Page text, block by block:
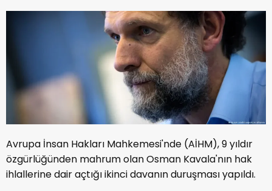
Avrupa İnsan Hakları Mahkemesi'nde (AİHM), 9 yıldır
özgürlüğünden mahrum olan Osman Kavala'nın hak
ihlallerine dair açtığı ikinci davanın duruşması yapıldı.